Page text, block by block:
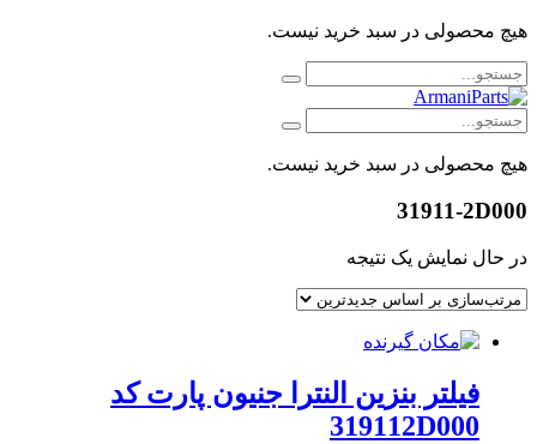
هیچ محصولی در سبد خرید نیست.
هیچ محصولی در سبد خرید نیست.
31911-2D000
در حال نمایش یک نتیجه
فیلتر بنزین النترا جنیون پارت کد
319112D000